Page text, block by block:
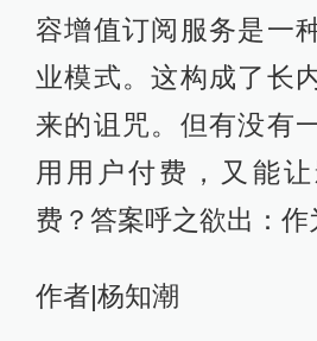
容增值订阅服务是一
业模式。这构成了长
来的诅咒。但有没有
用用户付费，又能
费？答案呼之欲出：作
作者|杨知潮